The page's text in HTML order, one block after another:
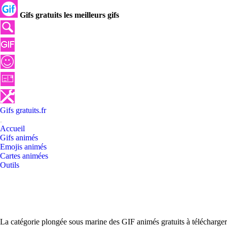
Gifs gratuits les meilleurs gifs
Gifs gratuits.fr
Accueil
Gifs animés
Emojis animés
Cartes animées
Outils
La catégorie plongée sous marine des GIF animés gratuits à télécharger